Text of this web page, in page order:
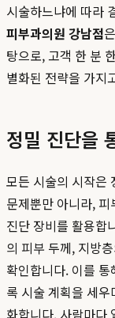
시술하느냐에 따라
피부과의원 강남점
탕으로, 고객 한 분
별화된 전략을 가지
정밀 진단을
모든 시술의 시작은
문제뿐만 아니라,
진단 장비를 활용합
의 피부 두께, 지방
확인합니다. 이를
록 시술 계획을 세